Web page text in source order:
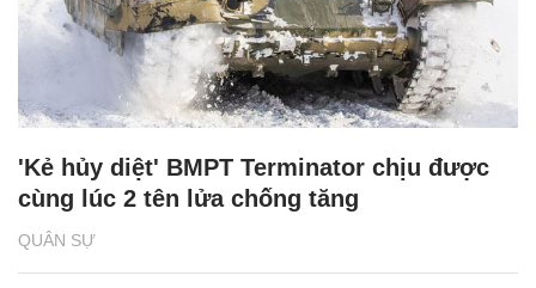
QUÂN SỰ
'Kẻ hủy diệt' BMPT Terminator chịu được
cùng lúc 2 tên lửa chống tăng